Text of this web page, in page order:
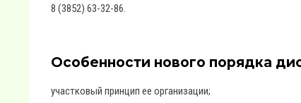
8 (3852) 63-32-86.
Особенности нового порядка
участковый принцип ее организации;